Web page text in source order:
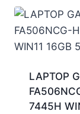
LAPTOP
7445H